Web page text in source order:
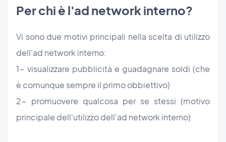
Per chi è l'ad network interno?
Vi sono due motivi principali nella scelta di utilizzo
dell'ad network interno:
1- visualizzare pubblicità e guadagnare soldi (che
è comunque sempre il primo obbiettivo)
2- promuovere qualcosa per se stessi (motivo
principale dell'utilizzo dell'ad network interno)